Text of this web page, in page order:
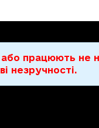
або працюють
незручності.